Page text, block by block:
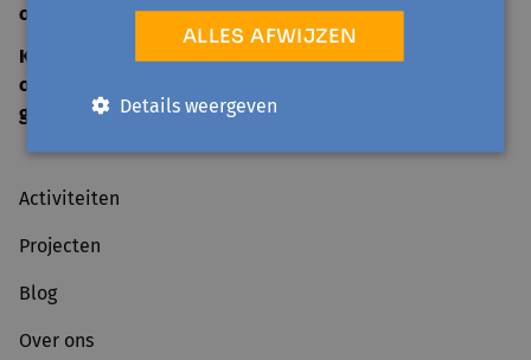
open
ma-vr 09:00-12:30
KANTOOR
open
geslotenop officiële feestdagen
Activiteiten
Projecten
Blog
Over ons
ALLES AFWIJZEN
Details weergeven